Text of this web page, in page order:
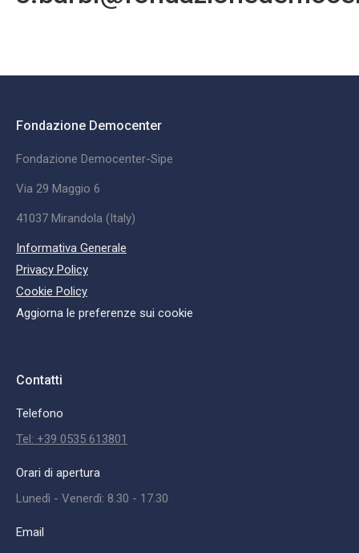
Fondazione Democenter
Fondazione Democenter-Sipe
Via 29 Maggio 6
41037 Mirandola (Italy)
Informativa Generale
Privacy Policy
Cookie Policy
Aggiorna le preferenze sui cookie
Contatti
Telefono
Tel: +39 0535 613801
Orari di apertura
Lunedì - Venerdì: 8.30 - 17.30
Email